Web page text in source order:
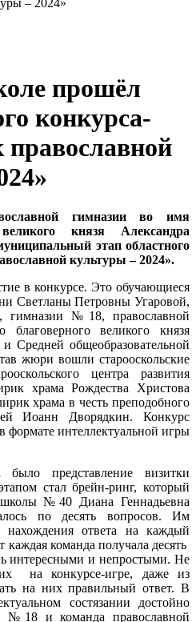
прошёл
конкурса-
гимназии во имя
князя Александра
этап областного
культуры – 2024».
в конкурсе. Это обучающиеся
Светланы Петровны Угаровой,
№18, православной
великого князя
Средней общеобразовательной
жюри вошли старооскольские
центра развития
храма Рождества Христова
храма в честь преподобного
Иоанн Дворядкин. Конкурс
формате интеллектуальной игры
представление визитки
стал брейн-ринг, который
№40 Диана Геннадьевна
по десять вопросов. Им
нахождения ответа на каждый
команда получала десять
интересными и непростыми. Не
на конкурсе-игре, даже из
на них правильный ответ. В
состязании достойно
№18 и команда православной